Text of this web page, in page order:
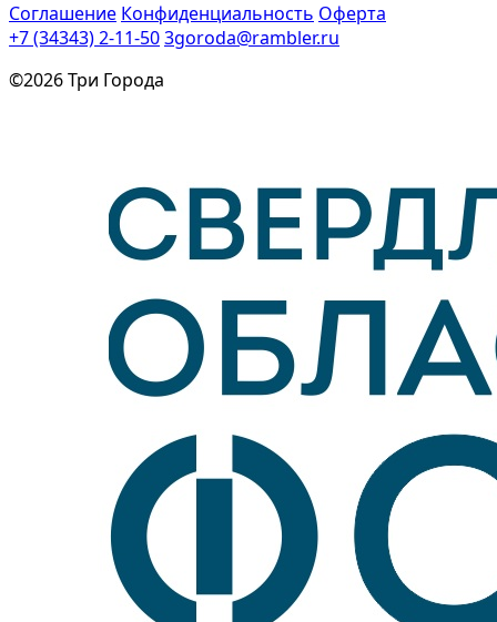
Соглашение Конфиденциальность Оферта
+7 (34343) 2-11-503goroda@rambler.ru
©2026 Три Города